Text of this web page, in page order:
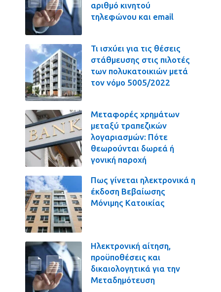
αριθμό κινητού
τηλεφώνου και email
Τι ισχύει για τις θέσεις
στάθμευσης στις πιλοτές
των πολυκατοικιών μετά
τον νόμο 5005/2022
Μεταφορές χρημάτων
μεταξύ τραπεζικών
λογαριασμών: Πότε
θεωρούνται δωρεά ή
γονική παροχή
Πως γίνεται ηλεκτρονικά η
έκδοση Βεβαίωσης
Μόνιμης Κατοικίας
Ηλεκτρονική αίτηση,
προϋποθέσεις και
δικαιολογητικά για την
Μεταδημότευση